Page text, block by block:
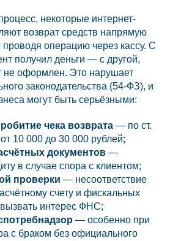
некоторые интернет-
возврат средств напрямую
проводя операцию через кассу. С
получил деньги — с другой,
не оформлен. Это нарушает
законодательства (54-ФЗ), и
могут быть серьёзными:
чека возврата — по ст.
10 000 до 30 000 рублей;
документов —
в случае спора с клиентом;
проверки — несоответствие
счету и фискальных
интерес ФНС;
— особенно при
с браком без официального